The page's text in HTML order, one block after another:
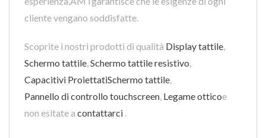
cliente vengano soddisfatte.
Scoprite i nostri prodotti di qualità Display tattile
Schermo tattile Schermo tattile resistivo
Capacitivi ProiettatiSchermo tattile
Pannello di controllo touchscreen Legame otticoe
non esitate a contattarci